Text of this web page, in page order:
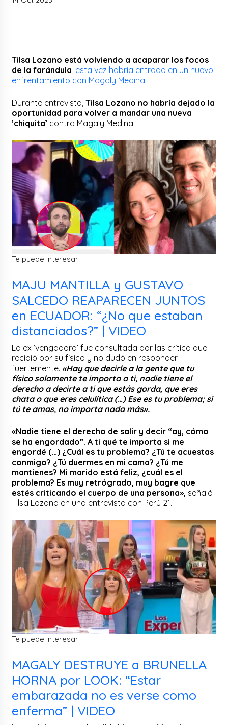
Tilsa Lozano está volviendo a acaparar los focos
de la farándula esta vez habría entrado en un nuevo
enfrentamiento con Magaly Medina.
Durante entrevista,Tilsa Lozano no habría dejado la
oportunidad para volver a mandar una nueva
‘chiquita’ contra Magaly Medina.
Te puede interesar
MAJU MANTILLA y GUSTAVO
SALCEDO REAPARECEN JUNTOS
en ECUADOR: “¿No que estaban
distanciados?” | VIDEO
La ex ‘vengadora’ fue consultada por las crítica que
recibió por su físico y no dudó en responder
fuertemente. «Hay que decirle a la gente que tu
físico solamente te importa a ti, nadie tiene el
derecho a decirte a ti que estás gorda, que eres
chata o que eres celulítica (…) Ese es tu problema; si
tú te amas, no importa nada más».
«Nadie tiene el derecho de salir y decir “ay, cómo
se ha engordado”. A ti qué te importa si me
engordé (…) ¿Cuál es tu problema? ¿Tú te acuestas
conmigo? ¿Tú duermes en mi cama? ¿Tú me
mantienes? Mi marido está feliz, ¿cuál es el
problema? Es muy retrógrado, muy bagre que
estés criticando el cuerpo de una persona», señaló
Tilsa Lozano en una entrevista con Perú 21.
Te puede interesar
MAGALY DESTRUYE a BRUNELLA
HORNA por LOOK: “Estar
embarazada no es verse como
enferma” | VIDEO